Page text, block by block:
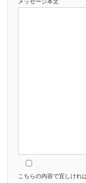
こちらの内容で宜しけれ